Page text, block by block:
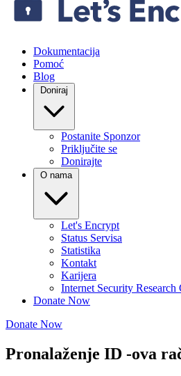
Dokumentacija
Pomoć
Blog
Doniraj
Postanite Sponzor
Priključite se
Donirajte
O nama
Let's Encrypt
Status Servisa
Statistika
Kontakt
Karijera
Internet Security
Donate Now
Donate Now
Pronalaženje ID -ova